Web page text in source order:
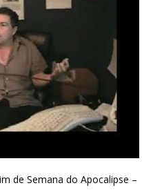
de Semana do Apocalipse –